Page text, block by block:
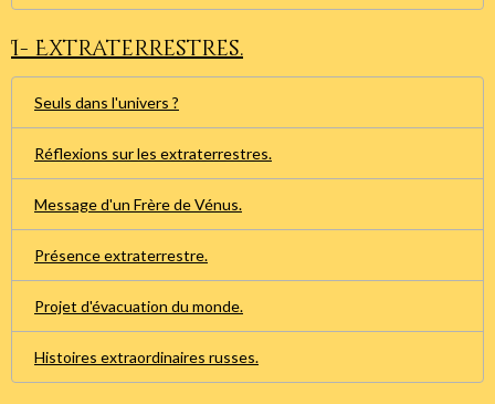
I- Extraterrestres.
Seuls dans l'univers ?
Réflexions sur les extraterrestres.
Message d'un Frère de Vénus.
Présence extraterrestre.
Projet d'évacuation du monde.
Histoires extraordinaires russes.